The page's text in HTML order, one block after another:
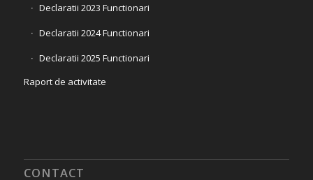
Declaratii 2023 Functionari
Declaratii 2024 Functionari
Declaratii 2025 Functionari
Raport de activitate
CONTACT